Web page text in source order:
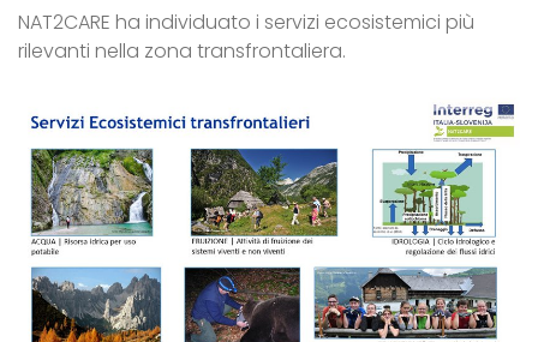
NAT2CARE ha individuato i servizi ecosistemici più
rilevanti nella zona transfrontaliera.